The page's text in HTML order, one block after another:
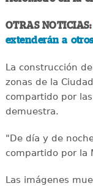
OTRAS NOTICIAS:
extenderán a
La construcción del
zonas de la
compartido por
demuestra.
"De día y de
compartido por la
Las imágenes